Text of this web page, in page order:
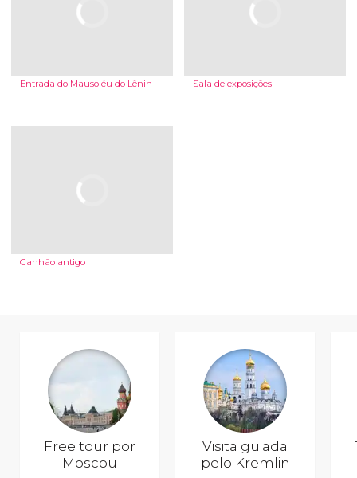
Entrada do Mausoléu do Lênin Sala de exposições
Canhão antigo
Free tour por
Moscou
Visita guiada
pelo Kremlin